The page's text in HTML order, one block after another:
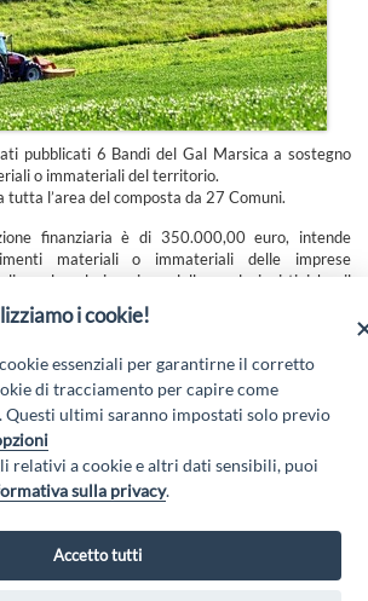
pubblicati 6 Bandi del Gal Marsica a sostegno
o immateriali del territorio.
tutta l’area del composta da 27 Comuni.
finanziaria è di 350.000,00 euro, intende
materiali o immateriali delle imprese
per la valorizzazione delle produzioni tipiche, il
per investimenti nei servizi di base per la
aree forestali a fini turistici ed ha una dotazione
i cookie!
essenziali per garantirne il corretto
di tracciamento per capire come
Questi ultimi saranno impostati solo previo
relativi a cookie e altri dati sensibili, puoi
sulla privacy.
Accetto tutti